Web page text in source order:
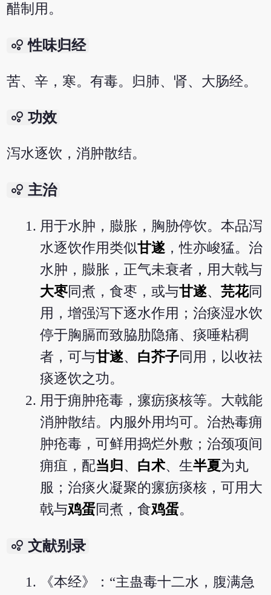
醋制用。
bubble_chart 性味归经
苦、辛，寒。有毒。归肺、肾、大肠经。
bubble_chart 功效
泻水逐饮，消肿散结。
bubble_chart 主治
用于水肿，臌胀，胸胁停饮。本品泻
水逐饮作用类似甘遂，性亦峻猛。治
水肿，臌胀，正气未衰者，用大戟与
大枣同煮，食枣，或与甘遂、芫花同
用，增强泻下逐水作用；治痰湿水饮
停于胸膈而致脇肋隐痛、痰唾粘稠
者，可与甘遂、 白芥子同用，以收祛
痰逐饮之功。
用于痈肿疮毒，瘰疬痰核等。大戟能
消肿散结。内服外用均可。治热毒痈
肿疮毒，可鲜用捣烂外敷；治颈项间
痈疽，配当归 、 白术、生半夏为丸
服；治痰火凝聚的瘰疬痰核，可用大
戟与鸡蛋同煮，食鸡蛋。
bubble_chart 文献别录
《本经》：“主蛊毒十二水，腹满急